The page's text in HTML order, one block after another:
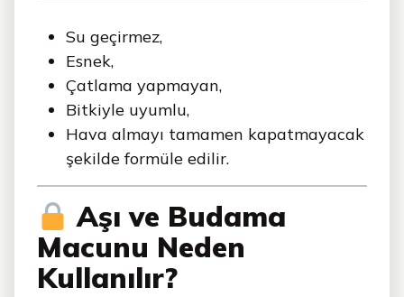
Su geçirmez,
Esnek,
Çatlama yapmayan,
Bitkiyle uyumlu,
Hava almayı tamamen kapatmayacak
şekilde formüle edilir.
Aşı ve Budama
Macunu Neden
Kullanılır?